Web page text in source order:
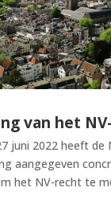
van het
juni 2022 heeft de
aangegeven
het NV-recht te